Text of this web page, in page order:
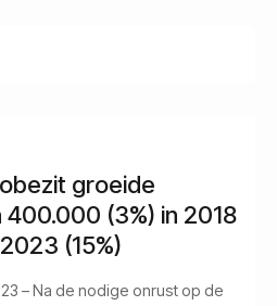
groeide
(3%) in 2018
(15%)
– Na de nodige onrust op de